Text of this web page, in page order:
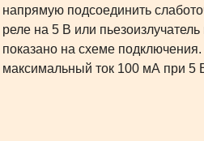
напрямую подсоединить
реле на 5 В или пьезоизлучатель
показано на схеме
максимальный ток 100 мА при 5